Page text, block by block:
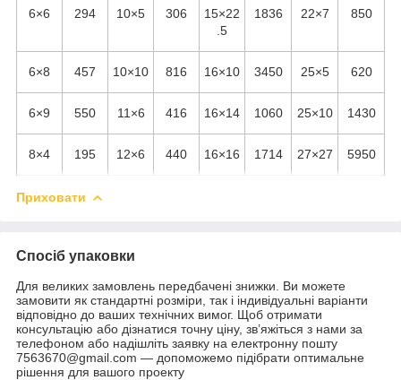
6×6 294 10×5 306
15×22
.5
1836 22×7 850
6×8 457 10×10 816 16×10 3450 25×5 620
6×9 550 11×6 416 16×14 1060 25×10 1430
8×4 195 12×6 440 16×16 1714 27×27 5950
Приховати
Спосіб упаковки
Для великих замовлень передбачені знижки. Ви можете
замовити як стандартні розміри, так і індивідуальні варіанти
відповідно до ваших технічних вимог. Щоб отримати
консультацію або дізнатися точну ціну, зв’яжіться з нами за
телефоном або надішліть заявку на електронну пошту
7563670@gmail.com — допоможемо підібрати оптимальне
рішення для вашого проекту